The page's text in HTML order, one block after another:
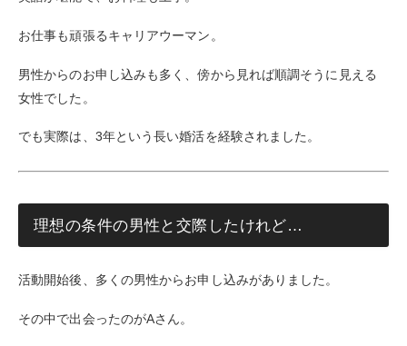
お仕事も頑張るキャリアウーマン。
男性からのお申し込みも多く、傍から見れば順調そうに見える
女性でした。
でも実際は、3年という長い婚活を経験されました。
理想の条件の男性と交際したけれど…
活動開始後、多くの男性からお申し込みがありました。
その中で出会ったのがAさん。